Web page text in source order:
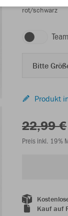
rot/schwarz
Bitte
Produkt
22,99 €
Preis inkl. 19%
Kauf auf